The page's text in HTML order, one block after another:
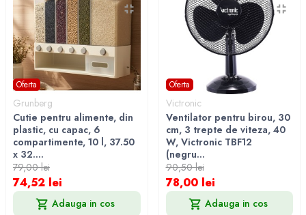
Oferta
Grunberg
Cutie pentru alimente, din
plastic, cu capac, 6
compartimente, 10 l, 37.50
x 32....
79,00 lei
74,52 lei
Adauga in cos
Oferta
Victronic
Ventilator pentru birou, 30
cm, 3 trepte de viteza, 40
W, Victronic TBF12
(negru...
90,50 lei
78,00 lei
Adauga in cos